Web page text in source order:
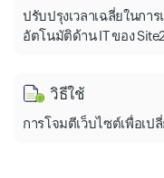
ปรับปรุงเวลาเฉลี่ยในก
อัตโนมัติด้าน IT ของ
วิธีใช้
การโจมตีเว็บไซต์เพื่อเ